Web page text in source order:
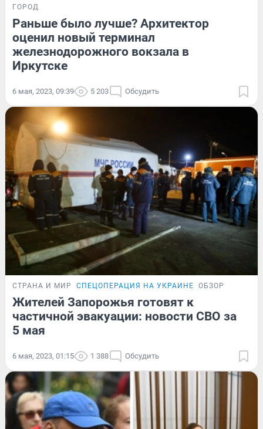
ГОРОД
Раньше было лучше? Архитектор
оценил новый терминал
железнодорожного вокзала в
Иркутске
6 мая, 2023, 09:39 5 203 Обсудить
СТРАНА И МИР СПЕЦОПЕРАЦИЯ НА УКРАИНЕ ОБЗОР
Жителей Запорожья готовят к
частичной эвакуации: новости СВО за
5 мая
6 мая, 2023, 01:15 1 388 Обсудить